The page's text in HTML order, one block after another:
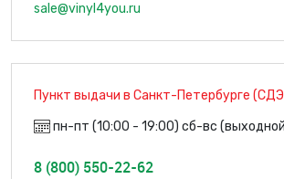
sale@vinyl4you.ru
Пункт выдачи в Санкт-Петербурге
пн-пт (10:00 - 19:00) сб-вс
8 (800) 550-22-62